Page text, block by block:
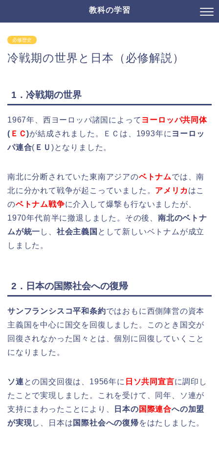
教科の学習
必修歴史
冷戦期の世界と日本（必修解説）
1．冷戦期の世界
1967年、西ヨーロッパ諸国によって ヨーロッパ共同体
( ＥＣ)が結成されました。ＥＣは、1993年に ヨーロッ
パ連合( ＥＵ )となりました。
南北に分断されていた東南アジアのベトナムでは、南
北に分かれて戦争が起こっていました。 アメリカはこ
のベトナム戦争に介入して爆撃も行ないましたが、
1970年代前半に撤退しました。その後、 南北のベトナ
ムが統一 し、 社会主義国 として新しいベトナムが成立
しました。
2．日本の国際社会への復帰
サンフランシスコ平和条約ではおもに西側陣営の資本
主義国を中心に国交を回復しました。このとき国交が
回復されなかった国々とは、個別に回復していくこと
になりました。
ソ連との国交回復は、1956年に 日ソ共同宣言に調印し
たことで実現しました。これを受けて、同年、ソ連が
支持にまわったことにより、
日本の 国際連合への加盟
が実現し、日本は 国際社会への復帰をはたしました。